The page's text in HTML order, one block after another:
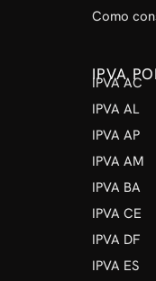
Como
IPVA
IPVA AC
IPVA AL
IPVA AP
IPVA AM
IPVA BA
IPVA CE
IPVA DF
IPVA ES